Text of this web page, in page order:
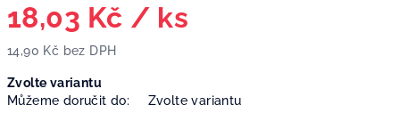
18,03 Kč / ks
14,90 Kč bez DPH
cena:
Zvolte variantu
Můžeme doručit do:
Zvolte variantu